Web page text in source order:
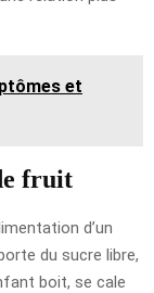
et
fruit
d’un
du sucre libre,
boit, se cale